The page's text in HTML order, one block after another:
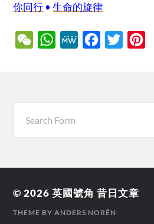
你同行•生命的旋律
WeChatWhatsApp
MeWe Facebook
Twitter
© 2026英國號角 昔日文章
THEME BYANDERS NORÉN